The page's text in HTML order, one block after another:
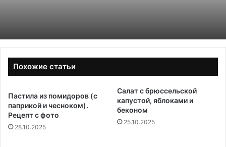
Похожие статьи
Пастила из помидоров (с
паприкой и чесноком).
Рецепт с фото
28.10.2025
Салат с брюссельской
капустой, яблоками и
беконом
25.10.2025